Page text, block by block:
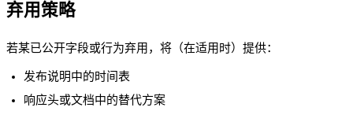
弃用策略
若某已公开字段或行为弃用，将（在适用时）提供：
发布说明中的时间表
响应头或文档中的替代方案